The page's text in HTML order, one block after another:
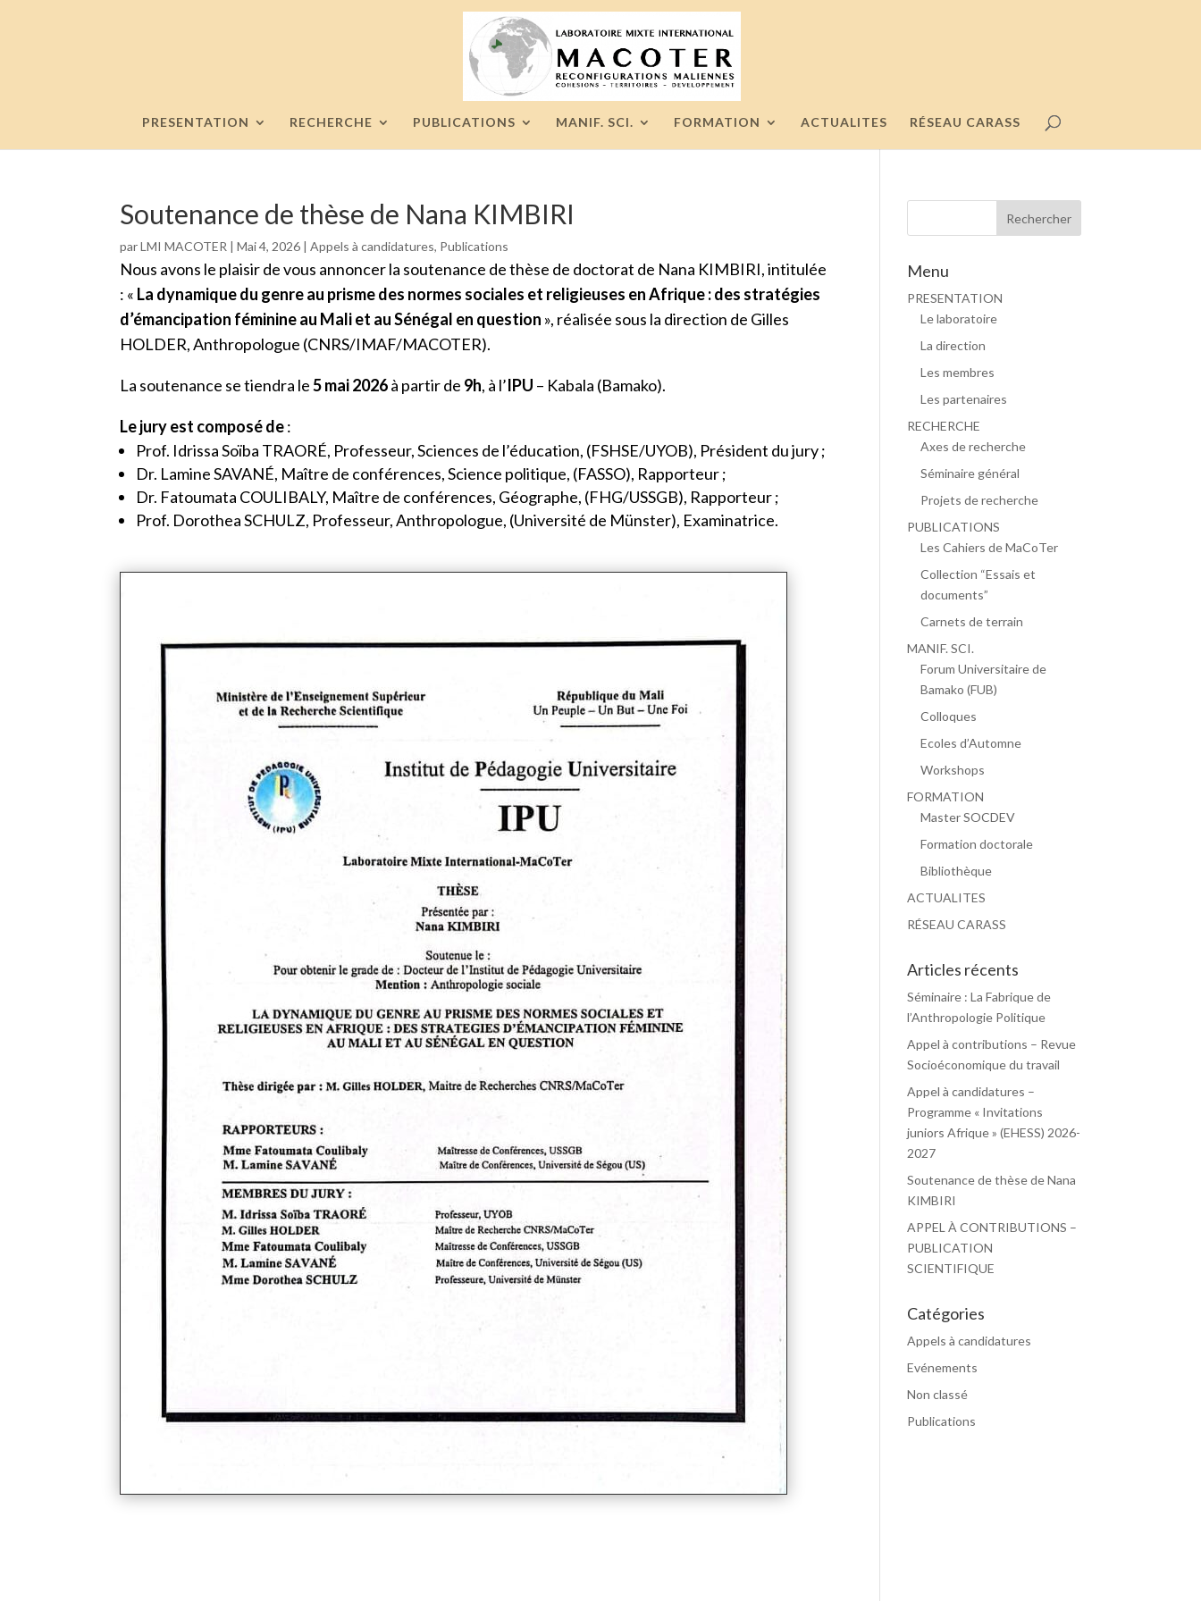
PRESENTATION RECHERCHE PUBLICATIONS MANIF. SCI. FORMATION ACTUALITES RÉSEAU CARASS
Soutenance de thèse de Nana KIMBIRI
parLMI MACOTER |Mai 4, 2026 |Appels à candidatures, Publications
Nous avons le plaisir de vous annoncer la soutenance de thèse de doctorat de Nana KIMBIRI, intitulée
: « La dynamique du genre au prisme des normes sociales et religieuses en Afrique : des stratégies
d’émancipation féminine au Mali et au Sénégal en question », réalisée sous la direction de Gilles
HOLDER, Anthropologue (CNRS/IMAF/MACOTER).
La soutenance se tiendra le5 mai 2026à partir de 9h, à l’IPU – Kabala (Bamako).
Le jury est composé de:
Prof. Idrissa Soïba TRAORÉ, Professeur, Sciences de l’éducation, (FSHSE/UYOB), Président du jury ;
Dr. Lamine SAVANÉ, Maître de conférences, Science politique, (FASSO), Rapporteur ;
Dr. Fatoumata COULIBALY, Maître de conférences, Géographe, (FHG/USSGB), Rapporteur ;
Prof. Dorothea SCHULZ, Professeur, Anthropologue, (Université de Münster), Examinatrice.
Menu
PRESENTATION
Le laboratoire
La direction
Les membres
Les partenaires
RECHERCHE
Axes de recherche
Séminaire général
Projets de recherche
PUBLICATIONS
Les Cahiers de MaCoTer
Collection “Essais et
documents”
Carnets de terrain
MANIF. SCI.
Forum Universitaire de
Bamako (FUB)
Colloques
Ecoles d’Automne
Workshops
FORMATION
Master SOCDEV
Formation doctorale
Bibliothèque
ACTUALITES
RÉSEAU CARASS
Articles récents
Séminaire : La Fabrique de
l’Anthropologie Politique
Appel à contributions – Revue
Socioéconomique du travail
Appel à candidatures –
Programme « Invitations
juniors Afrique » (EHESS) 2026-
2027
Soutenance de thèse de Nana
KIMBIRI
APPEL À CONTRIBUTIONS –
PUBLICATION
SCIENTIFIQUE
Catégories
Appels à candidatures
Evénements
Non classé
Publications